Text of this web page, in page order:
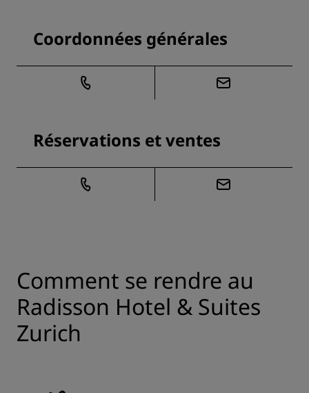
Coordonnées générales
Réservations et ventes
Comment se rendre au
Radisson Hotel & Suites
Zurich